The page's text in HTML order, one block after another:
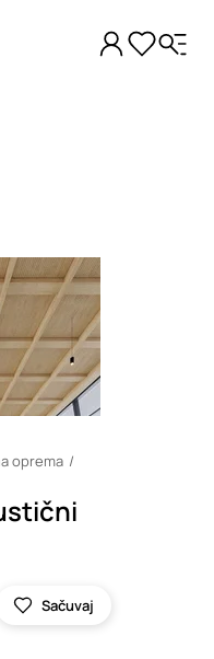
oprema
Sačuvaj